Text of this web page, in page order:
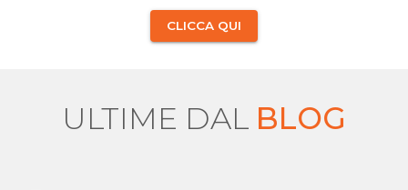
CLICCA QUI
ULTIME DAL BLOG